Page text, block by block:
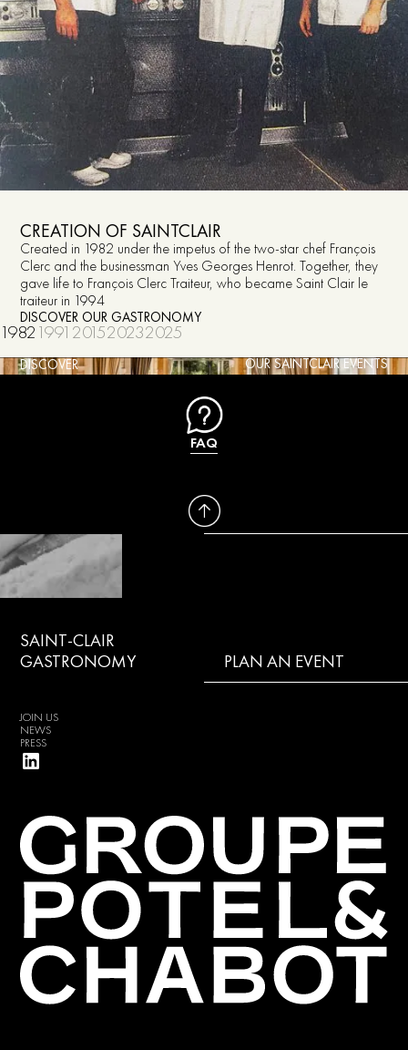
2025
2023
2015
1991
1982
CREATION OF SAINTCLAIR
Created in 1982 under the impetus of the two-star chef François
Clerc and the businessman Yves Georges Henrot. Together, they
gave life to François Clerc Traiteur, who became Saint Clair le
traiteur in 1994
DISCOVER OUR GASTRONOMY
DISCOVER OUR SAINTCLAIR EVENTS
FAQ
SAINT-CLAIR
GASTRONOMY
PLAN AN EVENT
JOIN US
NEWS
PRESS